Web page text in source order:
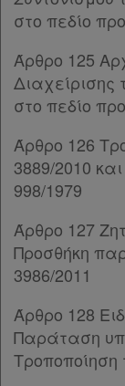
στο πεδίο
Άρθρο 125
Διαχείρισης
στο πεδίο
Άρθρο 126
3889/2010
998/1979
Άρθρο 127
Προσθήκη
3986/2011
Άρθρο 128
Παράταση
Τροποποίηση